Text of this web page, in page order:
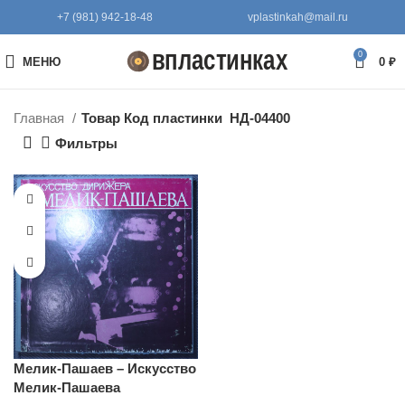
+7 (981) 942-18-48 vplastinkah@mail.ru
МЕНЮ
0
0 ₽
Главная Товар Код пластинки НД-04400
Фильтры
Мелик-Пашаев – Искусство
Мелик-Пашаева